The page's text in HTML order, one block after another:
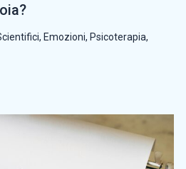
, Emozioni, Psicoterapia,